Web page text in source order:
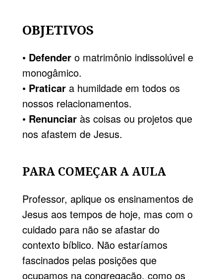
OBJETIVOS
• Defender o matrimônio indissolúvel e
monogâmico.
• Praticar a humildade em todos os
nossos relacionamentos.
• Renunciar às coisas ou projetos que
nos afastem de Jesus.
PARA COMEÇAR A AULA
Professor, aplique os ensinamentos de
Jesus aos tempos de hoje, mas com o
cuidado para não se afastar do
contexto bíblico. Não estaríamos
fascinados pelas posições que
ocupamos na congregação, como os